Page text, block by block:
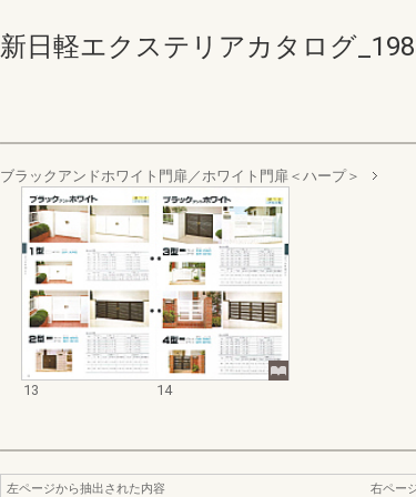
新日軽エクステリアカタログ
ブラックアンドホワイト門扉／ホワイト門扉＜ハープ＞
13 14
左ページから抽出された内容
右ペー